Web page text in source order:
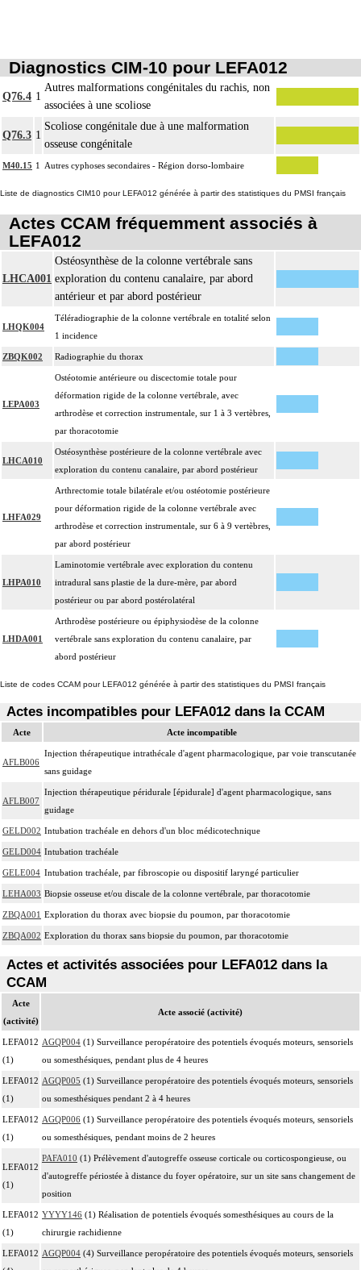
Diagnostics CIM-10 pour LEFA012
Q76.4 1
Autres malformations congénitales du rachis, non
associées à une scoliose
Q76.3 1
Scoliose congénitale due à une malformation
osseuse congénitale
M40.15 1 Autres cyphoses secondaires - Région dorso-lombaire
Liste de diagnostics CIM10 pour LEFA012 générée à partir des statistiques du PMSI français
Actes CCAM fréquemment associés à
LEFA012
LHCA001
Ostéosynthèse de la colonne vertébrale sans
exploration du contenu canalaire, par abord
antérieur et par abord postérieur
LHQK004
Téléradiographie de la colonne vertébrale en totalité selon
1 incidence
ZBQK002 Radiographie du thorax
LEPA003
Ostéotomie antérieure ou discectomie totale pour
déformation rigide de la colonne vertébrale, avec
arthrodèse et correction instrumentale, sur 1 à 3 vertèbres,
par thoracotomie
LHCA010
Ostéosynthèse postérieure de la colonne vertébrale avec
exploration du contenu canalaire, par abord postérieur
LHFA029
Arthrectomie totale bilatérale et/ou ostéotomie postérieure
pour déformation rigide de la colonne vertébrale avec
arthrodèse et correction instrumentale, sur 6 à 9 vertèbres,
par abord postérieur
LHPA010
Laminotomie vertébrale avec exploration du contenu
intradural sans plastie de la dure-mère, par abord
postérieur ou par abord postérolatéral
LHDA001
Arthrodèse postérieure ou épiphysiodèse de la colonne
vertébrale sans exploration du contenu canalaire, par
abord postérieur
Liste de codes CCAM pour LEFA012 générée à partir des statistiques du PMSI français
Actes incompatibles pour LEFA012 dans la CCAM
Acte Acte incompatible
AFLB006
Injection thérapeutique intrathécale d'agent pharmacologique, par voie transcutanée
sans guidage
AFLB007
Injection thérapeutique péridurale [épidurale] d'agent pharmacologique, sans
guidage
GELD002 Intubation trachéale en dehors d'un bloc médicotechnique
GELD004 Intubation trachéale
GELE004 Intubation trachéale, par fibroscopie ou dispositif laryngé particulier
LEHA003 Biopsie osseuse et/ou discale de la colonne vertébrale, par thoracotomie
ZBQA001 Exploration du thorax avec biopsie du poumon, par thoracotomie
ZBQA002 Exploration du thorax sans biopsie du poumon, par thoracotomie
Actes et activités associées pour LEFA012 dans la
CCAM
Acte
(activité)
Acte associé (activité)
LEFA012
(1)
AGQP004 (1) Surveillance peropératoire des potentiels évoqués moteurs, sensoriels
ou somesthésiques, pendant plus de 4 heures
LEFA012
(1)
AGQP005 (1) Surveillance peropératoire des potentiels évoqués moteurs, sensoriels
ou somesthésiques pendant 2 à 4 heures
LEFA012
(1)
AGQP006 (1) Surveillance peropératoire des potentiels évoqués moteurs, sensoriels
ou somesthésiques, pendant moins de 2 heures
LEFA012
(1)
PAFA010 (1) Prélèvement d'autogreffe osseuse corticale ou corticospongieuse, ou
d'autogreffe périostée à distance du foyer opératoire, sur un site sans changement de
position
LEFA012
(1)
YYYY146 (1) Réalisation de potentiels évoqués somesthésiques au cours de la
chirurgie rachidienne
LEFA012 AGQP004 (4) Surveillance peropératoire des potentiels évoqués moteurs, sensoriels